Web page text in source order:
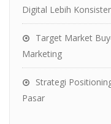
Digital Lebih
Target Market
Marketing
Strategi
Pasar